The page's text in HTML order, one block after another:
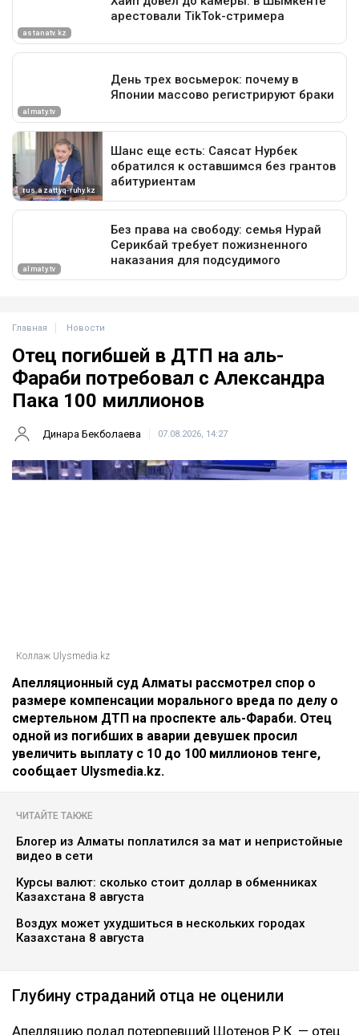
Главная Новости
Отец погибшей в ДТП на аль-
Фараби потребовал с Александра
Пака 100 миллионов
Динара Бекболаева 07.08.2026, 14:27
Коллаж Ulysmedia.kz
Апелляционный суд Алматы рассмотрел спор о
размере компенсации морального вреда по делу о
смертельном ДТП на проспекте аль-Фараби. Отец
одной из погибших в аварии девушек просил
увеличить выплату с 10 до 100 миллионов тенге,
сообщает Ulysmedia.kz.
ЧИТАЙТЕ ТАКЖЕ
Блогер из Алматы поплатился за мат и непристойные
видео в сети
Курсы валют: сколько стоит доллар в обменниках
Казахстана 8 августа
Воздух может ухудшиться в нескольких городах
Казахстана 8 августа
Глубину страданий отца не оценили
Апелляцию подал потерпевший Шотенов Р.К. — отец